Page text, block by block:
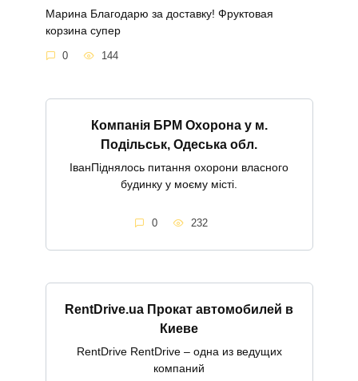
Марина Благодарю за доставку! Фруктовая
корзина супер
0 144
Компанія БРМ Охорона у м.
Подільськ, Одеська обл.
ІванПіднялось питання охорони власного
будинку у моєму місті.
0 232
RentDrive.ua Прокат автомобилей в
Киеве
RentDrive RentDrive – одна из ведущих
компаний